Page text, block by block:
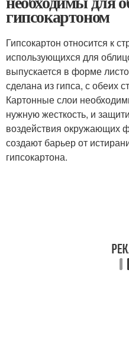
гипсокартоном
Гипсокартон относится к
использующихся для
выпускается в форме
сделана из гипса, с обеих
Картонные слои
нужную жесткость, и
воздействия окружающих
создают барьер от
гипсокартона.